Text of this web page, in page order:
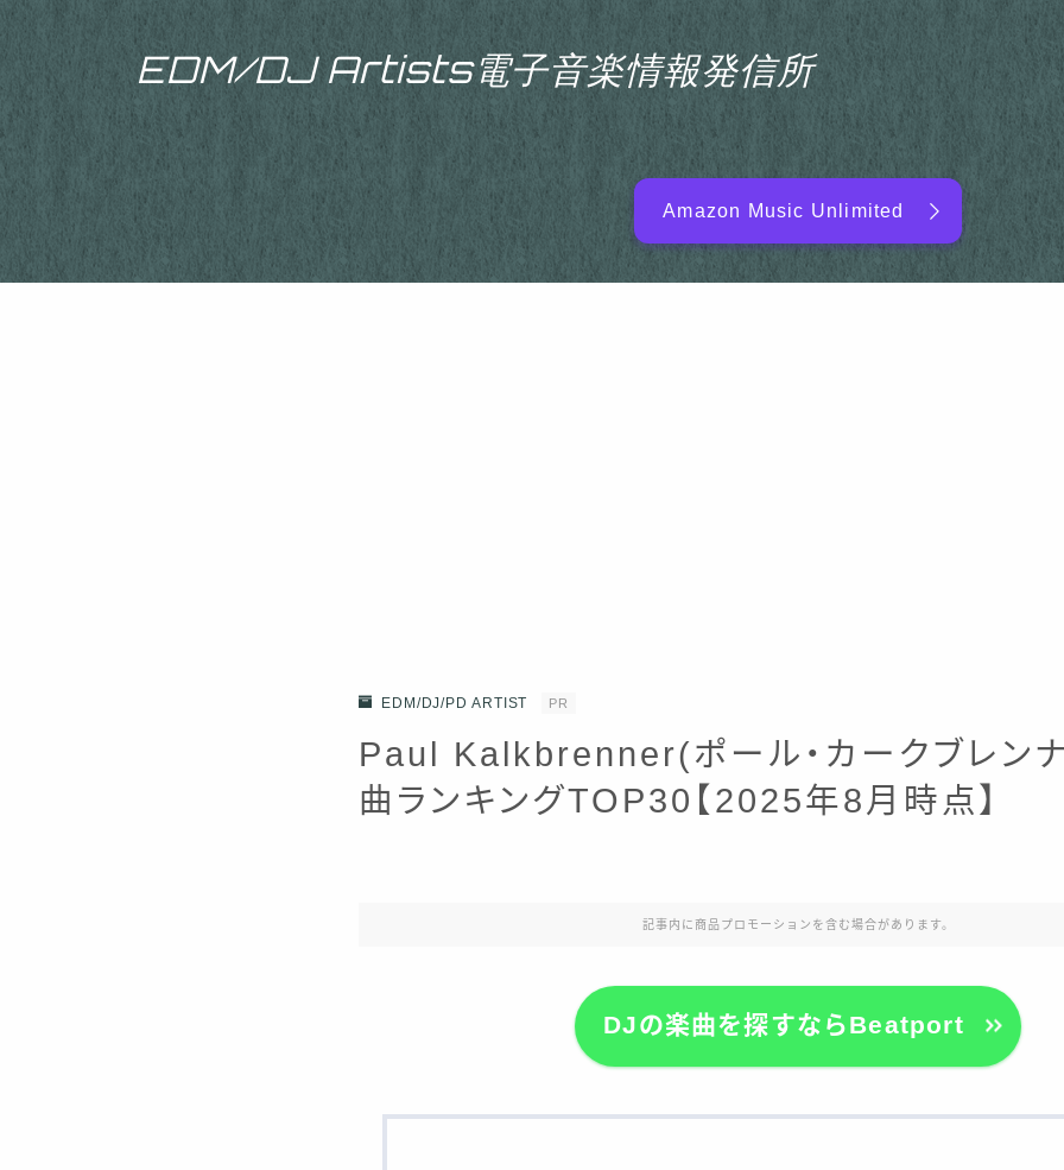
EDM/DJ Artists電子音楽情報発信所
EDM/DJ/PD ARTIST
Amazon Music Unlimited
EDM/DJ/PD ARTIST PR
Paul Kalkbrenner(ポール・カークブレン
曲ランキングTOP30【2025年8月時点】
記事内に商品プロモーションを含む場合があります。
DJの楽曲を探すならBeatport